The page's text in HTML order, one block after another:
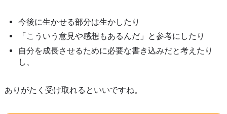
今後に生かせる部分は生かしたり
「こういう意見や感想もあるんだ」と参考にしたり
自分を成長させるために必要な書き込みだと考えたり
し、
ありがたく受け取れるといいですね。